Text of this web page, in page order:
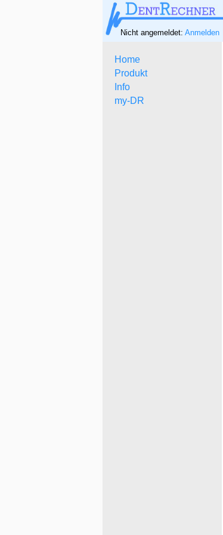
Nicht angemeldet: Anmelden
Home
Produkt
Info
my-DR